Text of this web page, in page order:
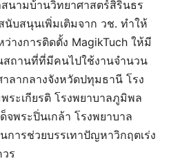
นามบ้านวิทยาศาสตร์สิรินธร
นับสนุนเพิ่มเติมจาก วช. ทำให้
างการติดตั้ง MagikTuch ให้มี
สถานที่ที่มีคนไปใช้งานจำนวน
ลากลางจังหวัดปทุมธานี โรง
ระเกียรติ โรงพยาบาลภูมิพล
จพระปิ่นเกล้า โรงพยาบาล
การช่วยบรรเทาปัญหาวิกฤตเร่ง
ร